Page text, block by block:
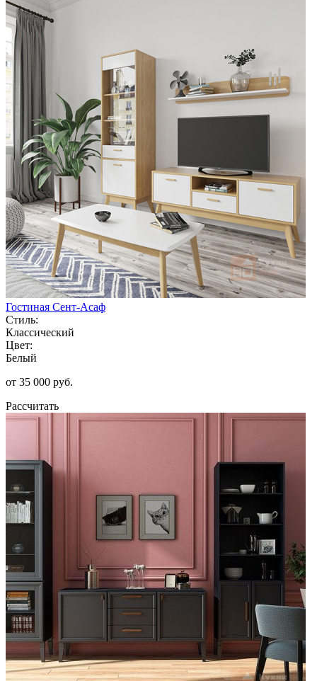
Гостиная Сент-Асаф
Стиль:
Классический
Цвет:
Белый
от 35 000 руб.
Рассчитать